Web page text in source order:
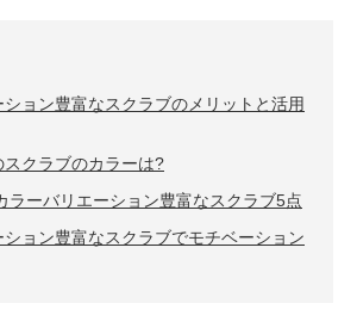
ョン豊富なスクラブのメリットと活用
クラブのカラーは?
ラーバリエーション豊富なスクラブ5点
ョン豊富なスクラブでモチベーション